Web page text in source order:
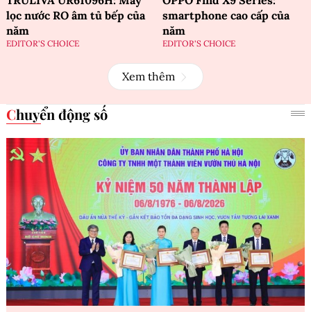
lọc nước RO âm tủ bếp của
năm
EDITOR'S CHOICE
smartphone cao cấp của
năm
EDITOR'S CHOICE
Xem thêm
Chuyển động số